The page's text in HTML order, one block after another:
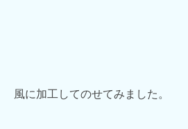
風に加工してのせてみました。